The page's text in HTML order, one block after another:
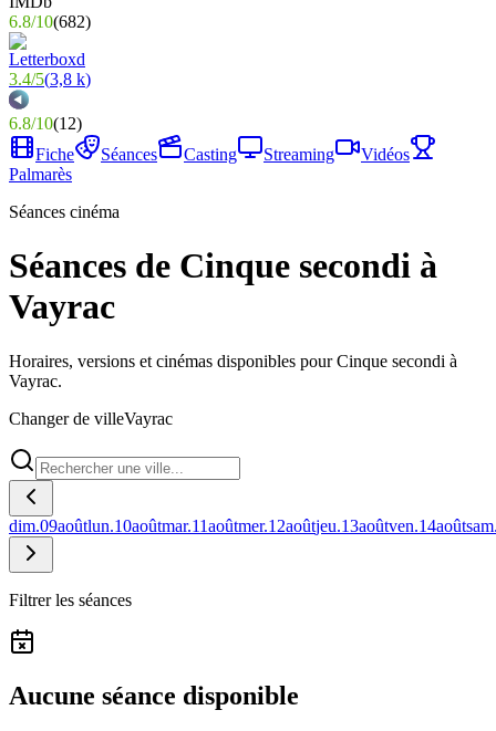
6.8/10(682)
3.4/5(3,8 k)
6.8/10(12)
Fiche
Séances Casting Streaming
Vidéos
Palmarès
Séances cinéma
Séances de Cinque secondi à
Vayrac
Horaires, versions et cinémas disponibles pour Cinque secondi à
Vayrac.
Changer de villeVayrac
dim.09aoûtlun.10aoûtmar.11aoûtmer.12aoûtjeu.13aoûtven.14août
Filtrer les séances
Aucune séance disponible